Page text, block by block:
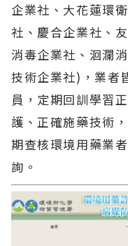
企業社、大花蓮環
社、慶合企業社、
消毒企業社、洄瀾
技術企業社)，業者
員，定期回訓學習
護、正確施藥技術
期查核環境用藥業
詢。